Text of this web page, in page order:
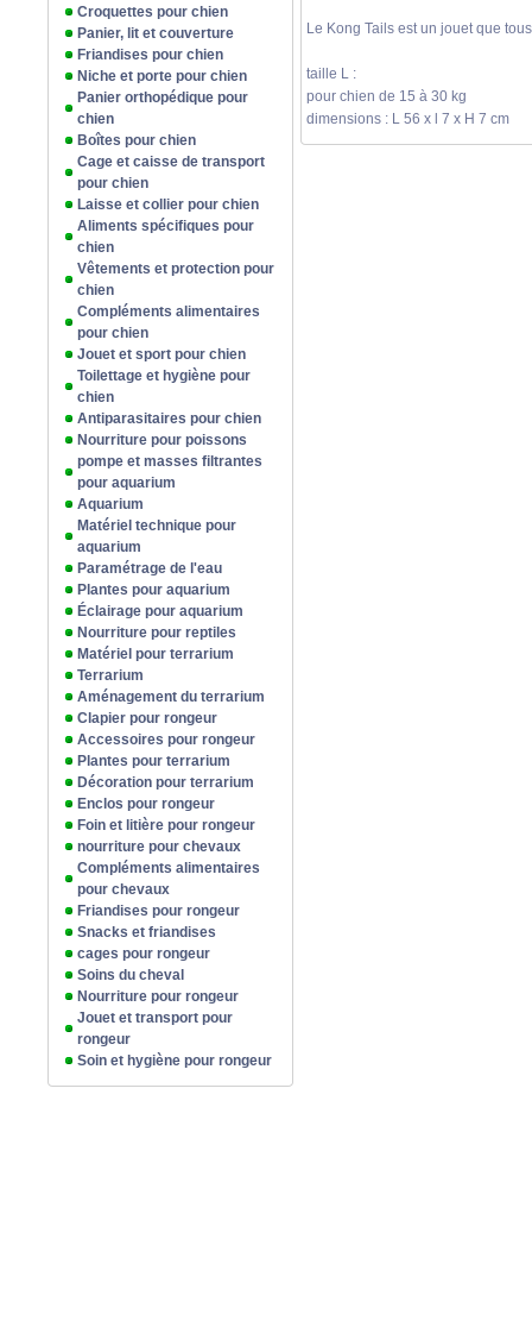
Croquettes pour chien
Panier, lit et couverture
Friandises pour chien
Niche et porte pour chien
Panier orthopédique pour
chien
Boîtes pour chien
Cage et caisse de transport
pour chien
Laisse et collier pour chien
Aliments spécifiques pour
chien
Vêtements et protection pour
chien
Compléments alimentaires
pour chien
Jouet et sport pour chien
Toilettage et hygiène pour
chien
Antiparasitaires pour chien
Nourriture pour poissons
pompe et masses filtrantes
pour aquarium
Aquarium
Matériel technique pour
aquarium
Paramétrage de l'eau
Plantes pour aquarium
Éclairage pour aquarium
Nourriture pour reptiles
Matériel pour terrarium
Terrarium
Aménagement du terrarium
Clapier pour rongeur
Accessoires pour rongeur
Plantes pour terrarium
Décoration pour terrarium
Enclos pour rongeur
Foin et litière pour rongeur
nourriture pour chevaux
Compléments alimentaires
pour chevaux
Friandises pour rongeur
Snacks et friandises
cages pour rongeur
Soins du cheval
Nourriture pour rongeur
Jouet et transport pour
rongeur
Soin et hygiène pour rongeur
Le Kong Tails est un jouet que
taille L :
pour chien de 15 à 30 kg
dimensions : L 56 x l 7 x H 7 cm